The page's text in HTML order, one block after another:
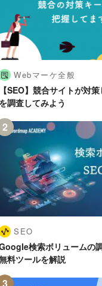
Webマーケ全般
SEO】競合サイトが対
調査してみよう
SEO
検索ボリュームの
料ツールを解説